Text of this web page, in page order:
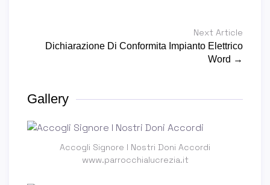
Next Article
Dichiarazione Di Conformita Impianto Elettrico
Word →
Gallery
Accogli Signore I Nostri Doni Accordi
www.parrocchialucrezia.it